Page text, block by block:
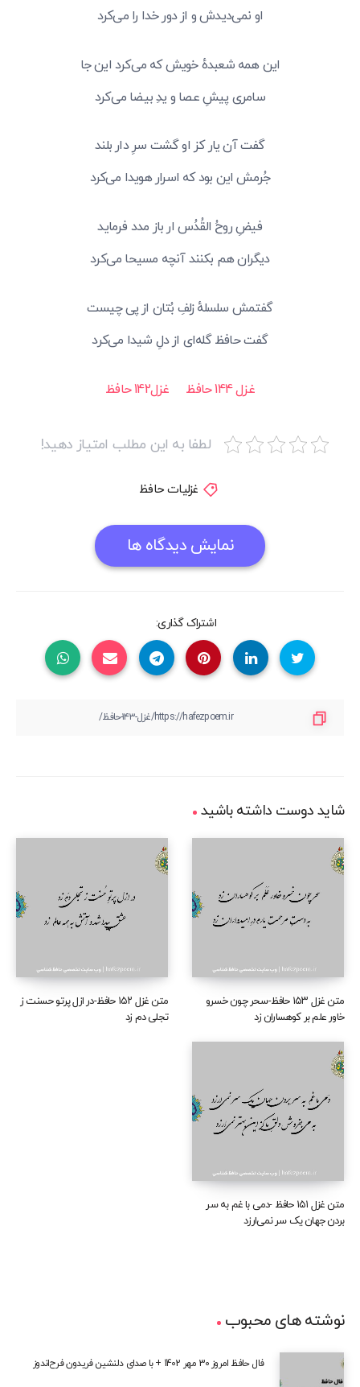
او نمی‌دیدش و از دور خدا را می‌کرد
این همه شعبدهٔ خویش که می‌کرد این جا
سامری پیشِ عصا و یدِ بیضا می‌کرد
گفت آن یار کز او گشت سرِ دار بلند
جُرمش این بود که اسرار هویدا می‌کرد
فیضِ روحُ القُدُس ار باز مدد فرماید
دیگران هم بکنند آنچه مسیحا می‌کرد
گفتمش سلسلهٔ زلفِ بُتان از پی چیست
گفت حافظ گله‌ای از دلِ شیدا می‌کرد
غزل 144 حافظ غزل142 حافظ
لطفا به این مطلب امتیاز دهید!
غزلیات حافظ
نمایش دیدگاه ها
اشتراک گذاری:
شاید دوست داشته باشید
متن غزل ۱۵۳ حافظ-سحر چون خسرو
خاور علم بر کوهساران زد
متن غزل ۱۵۲ حافظ-در ازل پرتو حسنت ز
تجلی دم زد
متن غزل ۱۵۱ حافظ -دمی با غم به سر
بردن جهان یک سر نمی‌ارزد
نوشته های محبوب
فال حافظ امروز 30 مهر 1402 + با صدای دلنشین فریدون فرح‌اندوز